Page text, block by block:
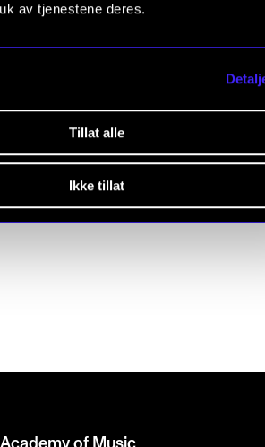
av tjenestene deres.
Tillat alle
Ikke tillat
Exploring Bach’s Evangelist.
of Music